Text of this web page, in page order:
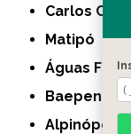
Carlos
Matipó
Águas
Baependi
Alpinópolis